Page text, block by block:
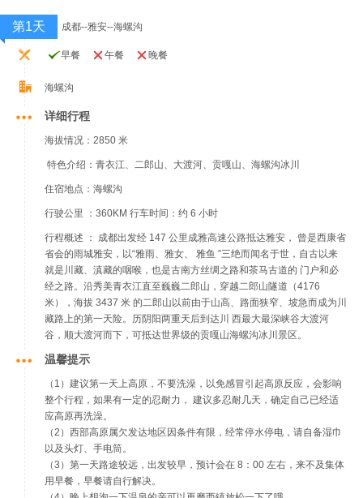
第1天 成都--雅安--海螺沟
早餐 午餐 晚餐
海螺沟
详细行程
海拔情况：2850 米
特色介绍：青衣江、二郎山、大渡河、贡嘎山、海螺沟冰川
住宿地点：海螺沟
行驶公里 ：360KM 行车时间：约 6 小时
行程概述 ： 成都出发经 147 公里成雅高速公路抵达雅安， 曾是西康省
省会的雨城雅安，以“雅雨、雅女、 雅鱼 ”三绝而闻名于世，自古以来
就是川藏、滇藏的咽喉，也是古南方丝绸之路和茶马古道的 门户和必
经之路。沿秀美青衣江直至巍巍二郎山，穿越二郎山隧道（4176
米），海拔 3437 米 的二郎山以前由于山高、路面狭窄、坡急而成为川
藏路上的第一天险。历阴阳两重天后到达川 西最大最深峡谷大渡河
谷，顺大渡河而下，可抵达世界级的贡嘎山海螺沟冰川景区。
温馨提示
（1）建议第一天上高原，不要洗澡，以免感冒引起高原反应，会影响
整个行程，如果有一定的忍耐力， 建议多忍耐几天，确定自己已经适
应高原再洗澡。
（2）西部高原属欠发达地区因条件有限，经常停水停电，请自备湿巾
以及头灯、手电筒。
（3）第一天路途较远，出发较早，预计会在 8：00 左右，来不及集体
用早餐，早餐请自行解决。